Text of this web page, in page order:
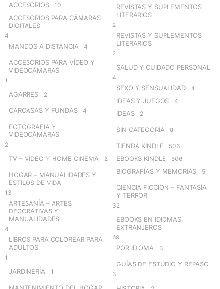
ACCESORIOS 10
ACCESORIOS PARA CÁMARAS
DIGITALES
4
MANDOS A DISTANCIA 4
ACCESORIOS PARA VÍDEO Y
VIDEOCÁMARAS
1
AGARRES 2
CARCASAS Y FUNDAS 4
FOTOGRAFÍA Y
VIDEOCÁMARAS
2
TV – VÍDEO Y HOME CINEMA 2
HOGAR – MANUALIDADES Y
ESTILOS DE VIDA
13
ARTESANÍA – ARTES
DECORATIVAS Y
MANUALIDADES
4
LIBROS PARA COLOREAR PARA
ADULTOS
1
JARDINERÍA 1
REVISTAS Y SUPLEMENTOS
LITERARIOS
2
REVISTAS Y SUPLEMENTOS
LITERARIOS
2
SALUD Y CUIDADO PERSONAL
4
SEXO Y SENSUALIDAD 4
IDEAS Y JUEGOS 4
IDEAS 2
SIN CATEGORÍA 8
TIENDA KINDLE 506
EBOOKS KINDLE 506
BIOGRAFÍAS Y MEMORIAS 5
CIENCIA FICCIÓN – FANTASÍA
Y TERROR
32
EBOOKS EN IDIOMAS
EXTRANJEROS
69
POR IDIOMA 3
GUÍAS DE ESTUDIO Y REPASO
3